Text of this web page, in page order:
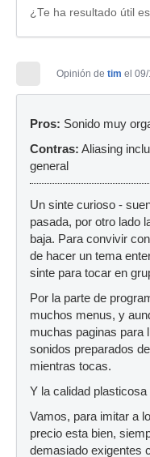
¿Te ha resultado útil
Opinión de tim el
Pros: Sonido muy
Contras: Aliasing
general
Un sinte curioso -
pasada, por otro lado
baja. Para convivir
de hacer un tema
sinte para tocar en
Por la parte de
muchos menus, y
muchas paginas para
sonidos preparados
mientras tocas.
Y la calidad
Vamos, para imitar a
precio esta bien,
demasiado exigentes